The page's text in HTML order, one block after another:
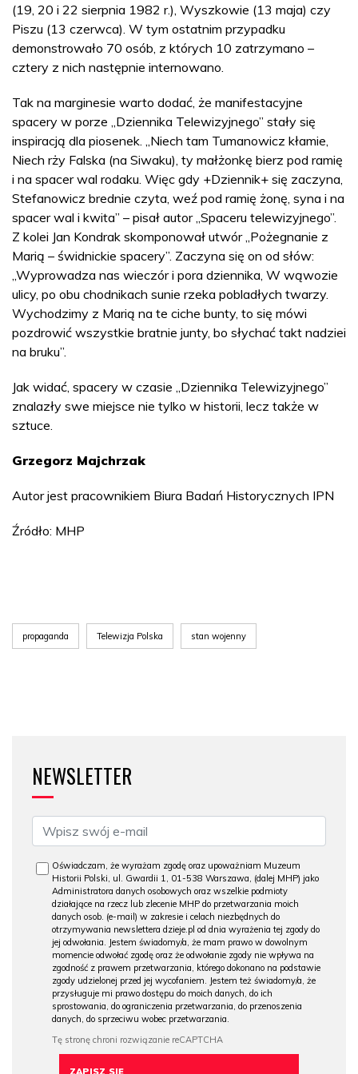
(19, 20 i 22 sierpnia 1982 r.), Wyszkowie (13 maja) czy
Piszu (13 czerwca). W tym ostatnim przypadku
demonstrowało 70 osób, z których 10 zatrzymano –
cztery z nich następnie internowano.
Tak na marginesie warto dodać, że manifestacyjne
spacery w porze „Dziennika Telewizyjnego” stały się
inspiracją dla piosenek. „Niech tam Tumanowicz kłamie,
Niech rży Falska (na Siwaku), ty małżonkę bierz pod ramię
i na spacer wal rodaku. Więc gdy +Dziennik+ się zaczyna,
Stefanowicz brednie czyta, weź pod ramię żonę, syna i na
spacer wal i kwita” – pisał autor „Spaceru telewizyjnego”.
Z kolei Jan Kondrak skomponował utwór „Pożegnanie z
Marią – świdnickie spacery”. Zaczyna się on od słów:
„Wyprowadza nas wieczór i pora dziennika, W wąwozie
ulicy, po obu chodnikach sunie rzeka pobladłych twarzy.
Wychodzimy z Marią na te ciche bunty, to się mówi
pozdrowić wszystkie bratnie junty, bo słychać takt nadziei
na bruku”.
Jak widać, spacery w czasie „Dziennika Telewizyjnego”
znalazły swe miejsce nie tylko w historii, lecz także w
sztuce.
Grzegorz Majchrzak
Autor jest pracownikiem Biura Badań Historycznych IPN
Źródło: MHP
propaganda Telewizja Polska stan wojenny
NEWSLETTER
Oświadczam, że wyrażam zgodę oraz upoważniam Muzeum
Historii Polski, ul. Gwardii 1, 01-538 Warszawa, (dalej MHP) jako
Administratora danych osobowych oraz wszelkie podmioty
działające na rzecz lub zlecenie MHP do przetwarzania moich
danych osob. (e-mail) w zakresie i celach niezbędnych do
otrzymywania newslettera dzieje.pl od dnia wyrażenia tej zgody do
jej odwołania. Jestem świadomy/a, że mam prawo w dowolnym
momencie odwołać zgodę oraz że odwołanie zgody nie wpływa na
zgodność z prawem przetwarzania, którego dokonano na podstawie
zgody udzielonej przed jej wycofaniem. Jestem też świadomy/a, że
przysługuje mi prawo dostępu do moich danych, do ich
sprostowania, do ograniczenia przetwarzania, do przenoszenia
danych, do sprzeciwu wobec przetwarzania.